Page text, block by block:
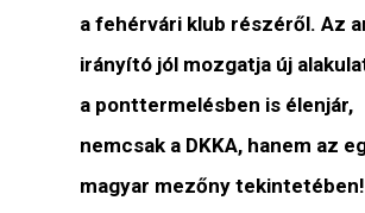
a fehérvári klub részéről. Az
irányító jól mozgatja új
a ponttermelésben is élenjár,
nemcsak a DKKA, hanem az
magyar mezőny